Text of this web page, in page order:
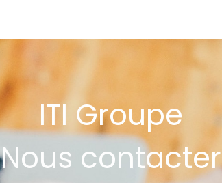
ITI Groupe
Nous contacter